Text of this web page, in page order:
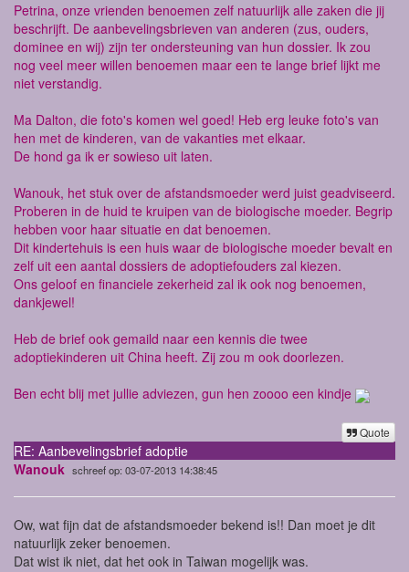
Petrina, onze vrienden benoemen zelf natuurlijk alle zaken die jij
beschrijft. De aanbevelingsbrieven van anderen (zus, ouders,
dominee en wij) zijn ter ondersteuning van hun dossier. Ik zou
nog veel meer willen benoemen maar een te lange brief lijkt me
niet verstandig.
Ma Dalton, die foto's komen wel goed! Heb erg leuke foto's van
hen met de kinderen, van de vakanties met elkaar.
De hond ga ik er sowieso uit laten.
Wanouk, het stuk over de afstandsmoeder werd juist geadviseerd.
Proberen in de huid te kruipen van de biologische moeder. Begrip
hebben voor haar situatie en dat benoemen.
Dit kindertehuis is een huis waar de biologische moeder bevalt en
zelf uit een aantal dossiers de adoptiefouders zal kiezen.
Ons geloof en financiele zekerheid zal ik ook nog benoemen,
dankjewel!
Heb de brief ook gemaild naar een kennis die twee
adoptiekinderen uit China heeft. Zij zou m ook doorlezen.
Ben echt blij met jullie adviezen, gun hen zoooo een kindje
Quote
RE: Aanbevelingsbrief adoptie
Wanouk schreef op: 03-07-2013 14:38:45
Ow, wat fijn dat de afstandsmoeder bekend is!! Dan moet je dit
natuurlijk zeker benoemen.
Dat wist ik niet, dat het ook in Taiwan mogelijk was.